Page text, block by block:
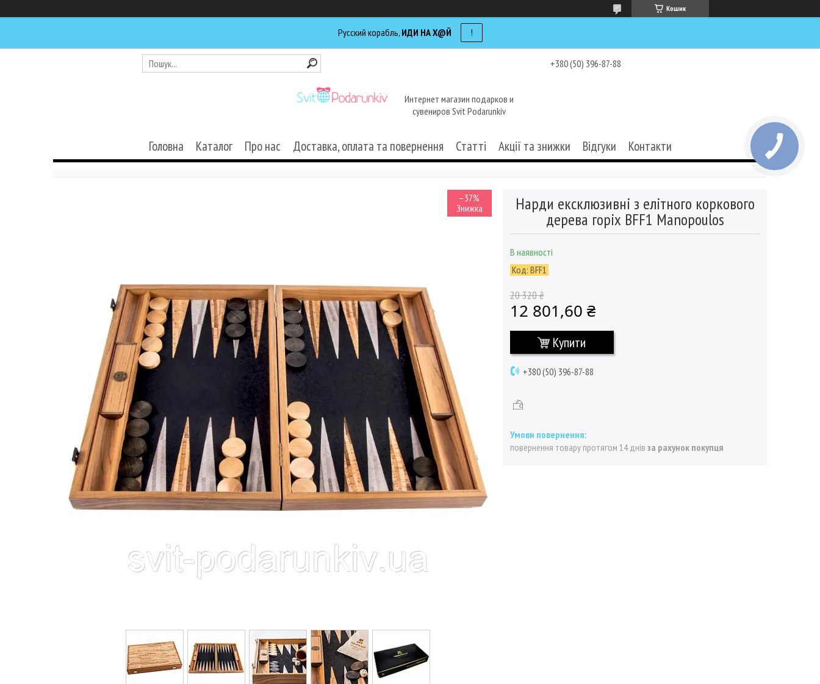
Кошик
Русский корабль, ИДИ НА Х@Й !
+380 (50) 396-87-88
Интернет магазин подарков и
сувениров Svit Podarunkiv
Головна Каталог Про нас Доставка, оплата та повернення Статті Акції та знижки Відгуки Контакти
–37% Нарди ексклюзивні з елітного коркового
дерева горіх BFF1 Manopoulos
В наявності
Код: BFF1
20 320 ₴
12 801,60 ₴
Купити
+380 (50) 396-87-88
повернення товару протягом 14 днів за рахунок покупця